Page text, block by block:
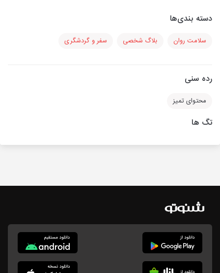
دسته بندی‌ها
سلامت روان بلاگ شخصی سفر و گردشگری
رده سنی
محتوای تمیز
تگ ها